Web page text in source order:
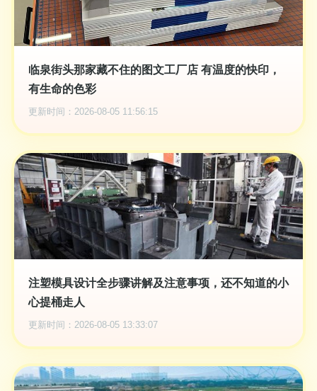
临泉街头那家藏不住的图文工厂店 有温度的快印，
有生命的色彩
更新时间：2026-08-05 11:56:15
注塑模具设计全步骤讲解及注意事项，还不知道的小
心提桶走人
更新时间：2026-08-05 13:33:07